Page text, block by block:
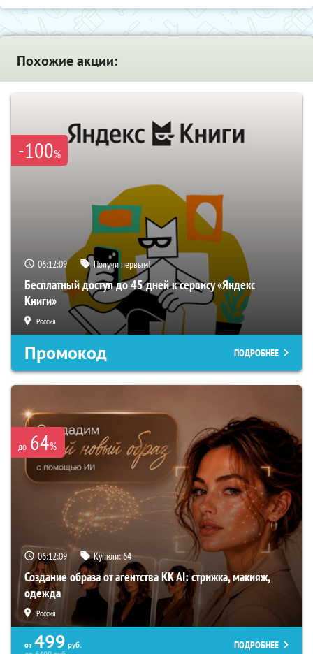
Похожие акции:
-100%
06:12:08 Получи первым!
Бесплатный доступ до 45 дней к сервису «Яндекс
Книги»
Россия
Промокод ПОДРОБНЕЕ
до 64%
06:12:08 Купили:64
Создание образа от агентства KK AI: стрижка, макияж,
одежда
Россия
от 499 руб.
ПОДРОБНЕЕ